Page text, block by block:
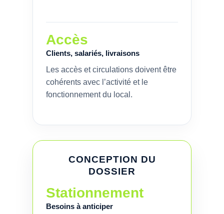
Accès
Clients, salariés, livraisons
Les accès et circulations doivent être
cohérents avec l’activité et le
fonctionnement du local.
CONCEPTION DU
DOSSIER
Stationnement
Besoins à anticiper